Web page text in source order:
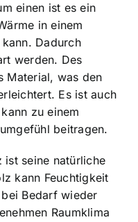
einen ist es ein
in einem
Dadurch
werden. Des
Material, was den
Es ist auch
zu einem
beitragen.
ist seine natürliche
kann Feuchtigkeit
Bedarf wieder
Raumklima